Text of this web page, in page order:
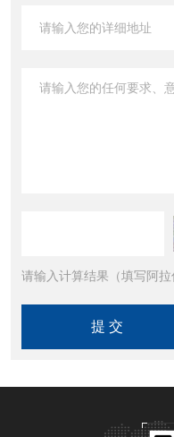
请输入计算结果（填写阿